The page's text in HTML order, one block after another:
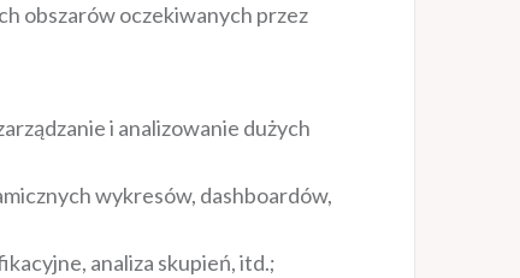
obszarów oczekiwanych przez
i analizowanie dużych
wykresów, dashboardów,
analiza skupień, itd.;